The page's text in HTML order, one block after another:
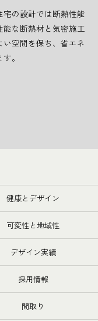
の設計では断熱性能
な断熱材と気密施工
空間を保ち、省エネ
。
健康とデザイン
可変性と地域性
デザイン実績
採用情報
間取り